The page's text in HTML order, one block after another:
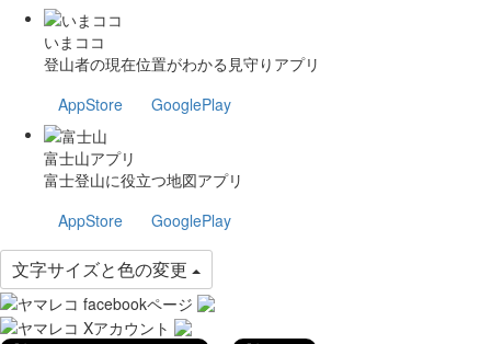
いまココ
登山者の現在位置がわかる見守りアプリ
AppStore
GooglePlay
富士山アプリ
富士登山に役立つ地図アプリ
AppStore
GooglePlay
文字サイズと色の変更